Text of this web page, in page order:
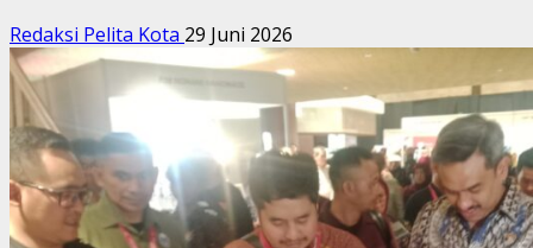
Redaksi Pelita Kota 29 Juni 2026